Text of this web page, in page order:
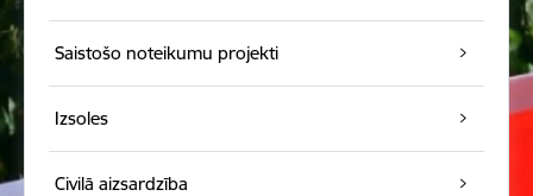
Saistošo noteikumu projekti
Izsoles
Civilā aizsardzība